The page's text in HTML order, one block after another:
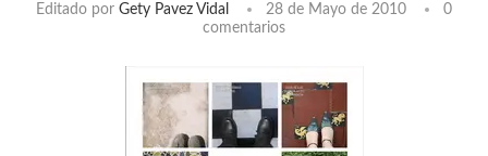
Editado por Gety Pavez Vidal 28 de Mayo de 2010
0
comentarios